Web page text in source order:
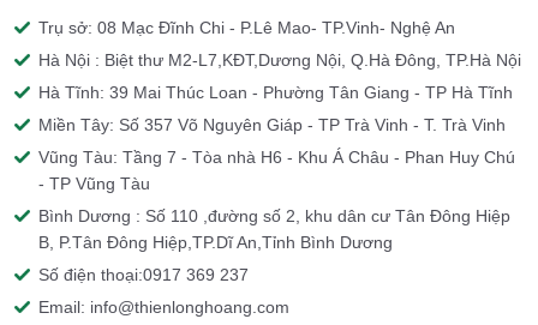
Trụ sở: 08 Mạc Đĩnh Chi - P.Lê Mao- TP.Vinh- Nghệ An
Hà Nội : Biệt thư M2-L7,KĐT,Dương Nội, Q.Hà Đông, TP.Hà Nội
Hà Tĩnh: 39 Mai Thúc Loan - Phường Tân Giang - TP Hà Tĩnh
Miền Tây: Số 357 Võ Nguyên Giáp - TP Trà Vinh - T. Trà Vinh
Vũng Tàu: Tầng 7 - Tòa nhà H6 - Khu Á Châu - Phan Huy Chú
- TP Vũng Tàu
Bình Dương : Số 110 ,đường số 2, khu dân cư Tân Đông Hiệp
B, P.Tân Đông Hiệp,TP.Dĩ An,Tỉnh Bình Dương
Số điện thoại:0917 369 237
Email: info@thienlonghoang.com